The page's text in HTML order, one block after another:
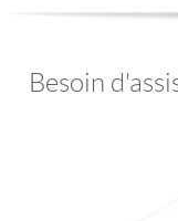
Besoin